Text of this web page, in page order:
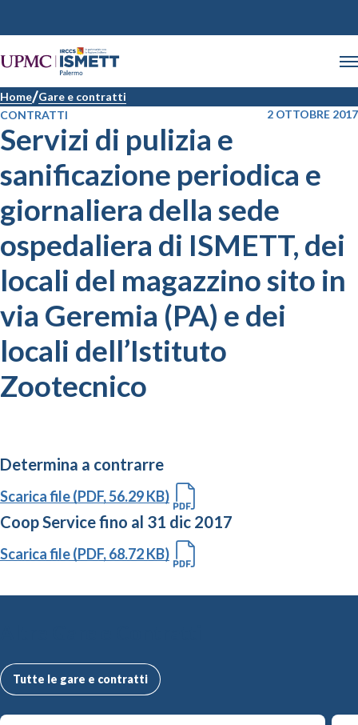
Home Gare e contratti
CONTRATTI
2 OTTOBRE 2017
Servizi di pulizia e
sanificazione periodica e
giornaliera della sede
ospedaliera di ISMETT, dei
locali del magazzino sito in
via Geremia (PA) e dei
locali dell’Istituto
Zootecnico
Determina a contrarre
Scarica file (PDF, 56.29 KB)
Coop Service fino al 31 dic 2017
Scarica file (PDF, 68.72 KB)
Tutte le gare e contratti